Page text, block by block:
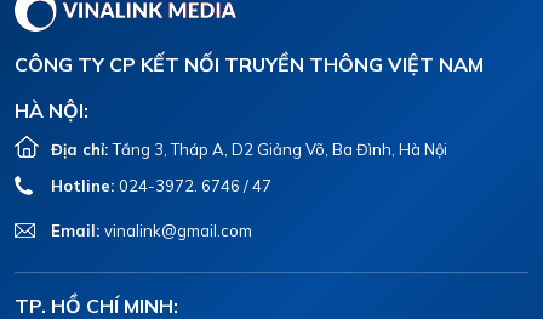
CÔNG TY CP KẾT NỐI TRUYỀN THÔNG VIỆT NAM
HÀ NỘI:
Địa chỉ:Tầng 3, Tháp A, D2 Giảng Võ, Ba Đình, Hà Nội
Hotline: 024-3972. 6746 / 47
Email: vinalink@gmail.com
TP. HỒ CHÍ MINH: